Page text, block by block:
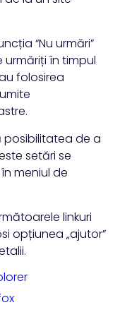
“Nu urmări”
urmăriți în timpul
folosirea
posibilitatea de a
setări se
meniul de
linkuri
opțiunea „ajutor”